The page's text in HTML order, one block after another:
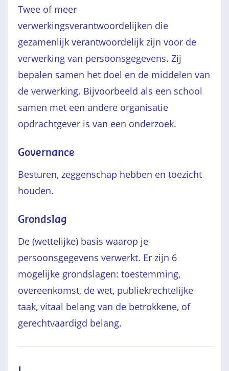
Twee of meer
verwerkingsverantwoordelijken die
gezamenlijk verantwoordelijk zijn voor de
verwerking van persoonsgegevens. Zij
bepalen samen het doel en de middelen van
de verwerking. Bijvoorbeeld als een school
samen met een andere organisatie
opdrachtgever is van een onderzoek.
Governance
Besturen, zeggenschap hebben en toezicht
houden.
Grondslag
De (wettelijke) basis waarop je
persoonsgegevens verwerkt. Er zijn 6
mogelijke grondslagen: toestemming,
overeenkomst, de wet, publiekrechtelijke
taak, vitaal belang van de betrokkene, of
gerechtvaardigd belang.